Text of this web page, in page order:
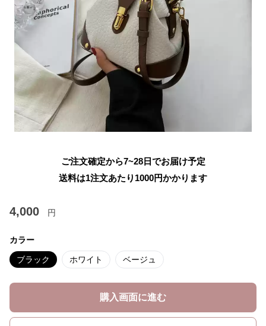
ご注文確定から7~28日でお届け予定
送料は1注文あたり 1000円かかります
4,000 円
カラー
ブラック ホワイト ベージュ
購入画面に進む